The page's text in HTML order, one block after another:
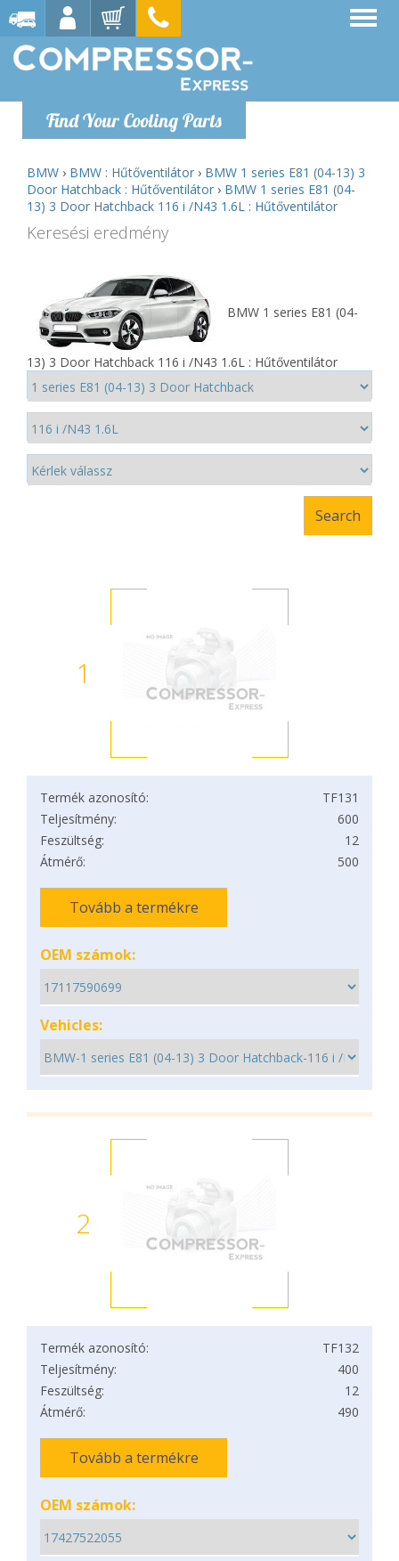
Find Your Cooling Parts
BMW › BMW : Hűtőventilátor › BMW 1 series E81 (04-13) 3
Door Hatchback : Hűtőventilátor › BMW 1 series E81 (04-
13) 3 Door Hatchback 116 i /N43 1.6L : Hűtőventilátor
Keresési eredmény
BMW 1 series E81 (04-
13) 3 Door Hatchback 116 i /N43 1.6L : Hűtőventilátor
1
Termék azonosító:
TF131
Teljesítmény:
600
Feszültség:
12
Átmérő:
500
Tovább a termékre
OEM számok:
Vehicles:
2
Termék azonosító:
TF132
Teljesítmény:
400
Feszültség:
12
Átmérő:
490
Tovább a termékre
OEM számok: